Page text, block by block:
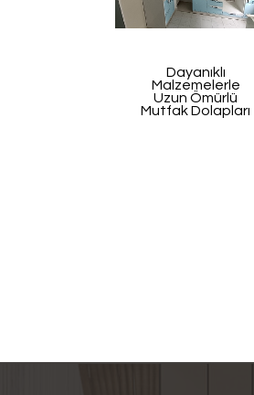
Dayanıklı
Malzemelerle
Uzun Ömürlü
Mutfak Dolapları